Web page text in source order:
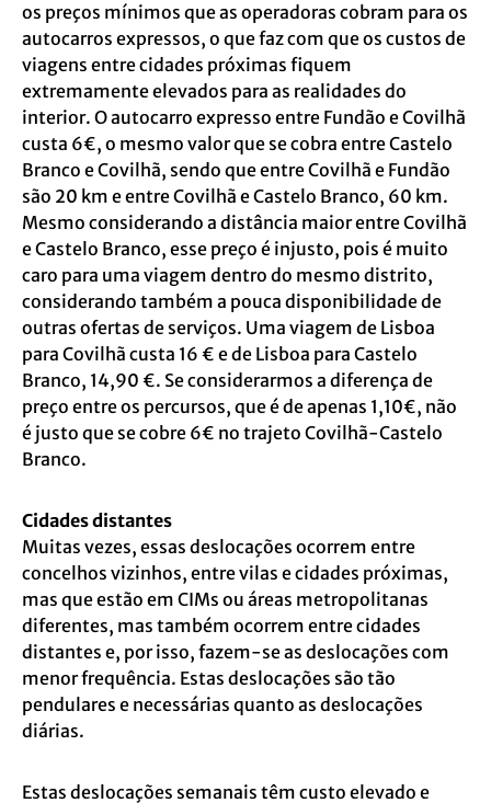
os preços mínimos que as operadoras cobram para os
autocarros expressos, o que faz com que os custos de
viagens entre cidades próximas fiquem
extremamente elevados para as realidades do
interior. O autocarro expresso entre Fundão e Covilhã
custa 6€, o mesmo valor que se cobra entre Castelo
Branco e Covilhã, sendo que entre Covilhã e Fundão
são 20 km e entre Covilhã e Castelo Branco, 60 km.
Mesmo considerando a distância maior entre Covilhã
e Castelo Branco, esse preço é injusto, pois é muito
caro para uma viagem dentro do mesmo distrito,
considerando também a pouca disponibilidade de
outras ofertas de serviços. Uma viagem de Lisboa
para Covilhã custa 16 € e de Lisboa para Castelo
Branco, 14,90 €. Se considerarmos a diferença de
preço entre os percursos, que é de apenas 1,10€, não
é justo que se cobre 6€ no trajeto Covilhã-Castelo
Branco.
Cidades distantes
Muitas vezes, essas deslocações ocorrem entre
concelhos vizinhos, entre vilas e cidades próximas,
mas que estão em CIMs ou áreas metropolitanas
diferentes, mas também ocorrem entre cidades
distantes e, por isso, fazem-se as deslocações com
menor frequência. Estas deslocações são tão
pendulares e necessárias quanto as deslocações
diárias.
Estas deslocações semanais têm custo elevado e